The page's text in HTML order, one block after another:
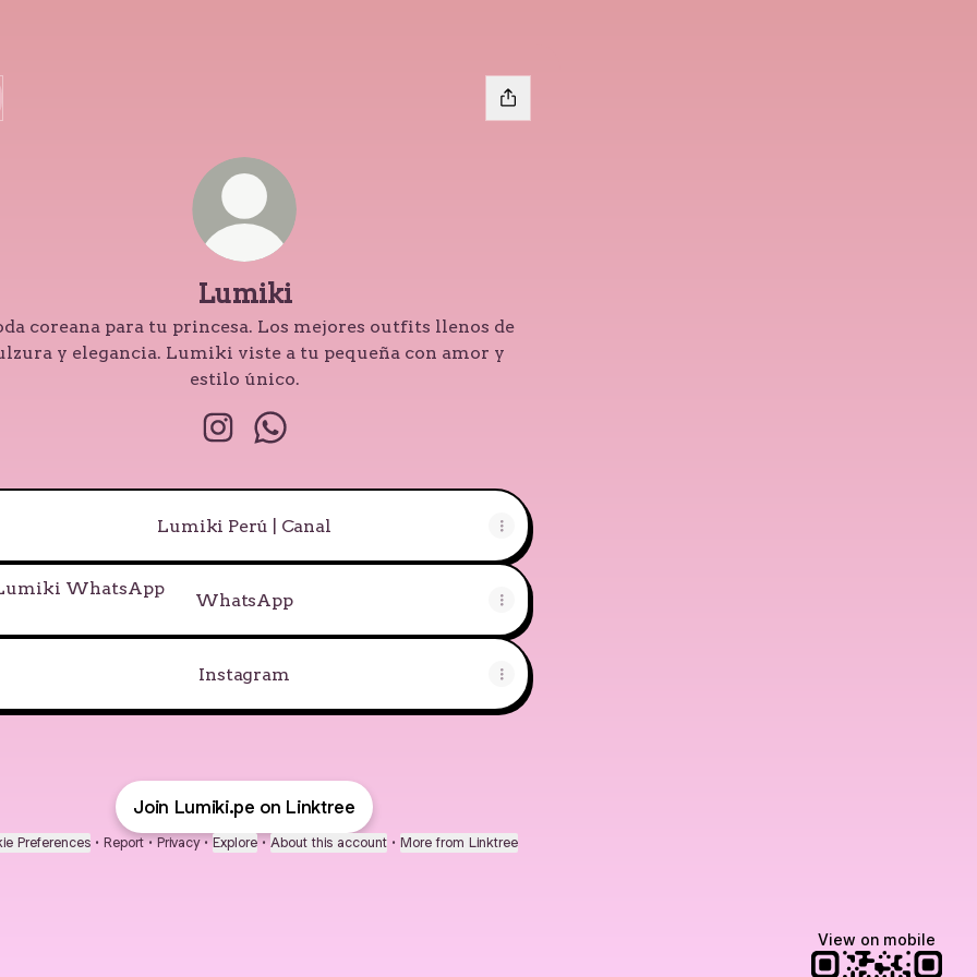
Lumiki
coreana para tu princesa. Los mejores outfits llenos de
y elegancia. Lumiki viste a tu pequeña con amor y
estilo único.
Lumiki Perú | Canal
WhatsApp
Instagram
Join Lumiki.pe on Linktree
Preferences • Report • Privacy • Explore • About this account • More from Linktree
View on mobile